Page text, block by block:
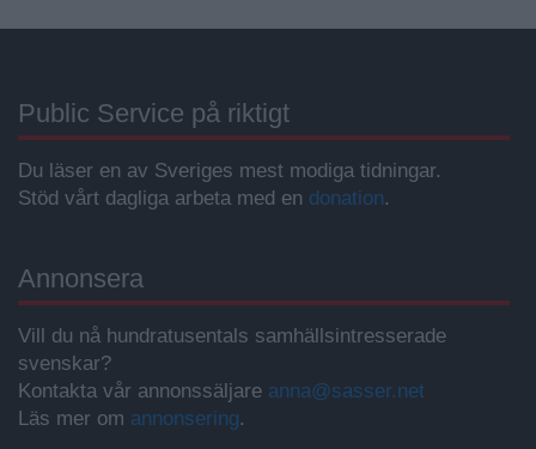
Public Service på riktigt
Du läser en av Sveriges mest modiga tidningar.
Stöd vårt dagliga arbeta med en donation.
Annonsera
Vill du nå hundratusentals samhällsintresserade
svenskar?
Kontakta vår annonssäljare anna@sasser.net
Läs mer om annonsering.